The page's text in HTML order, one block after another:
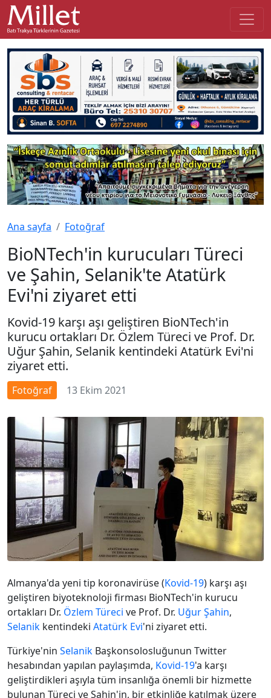
Ana sayfa Fotoğraf
BioNTech'in kurucuları Türeci
ve Şahin, Selanik'te Atatürk
Evi'ni ziyaret etti
Kovid-19 karşı aşı geliştiren BioNTech'in
kurucu ortakları Dr. Özlem Türeci ve Prof. Dr.
Uğur Şahin, Selanik kentindeki Atatürk Evi'ni
ziyaret etti.
Fotoğraf 13 Ekim 2021
Almanya'da yeni tip koronavirüse (Kovid-19) karşı aşı
geliştiren biyoteknoloji firması BioNTech'in kurucu
ortakları Dr. Özlem Türeci ve Prof. Dr. Uğur Şahin,
Selanik kentindeki Atatürk Evi'ni ziyaret etti.
Türkiye'nin Selanik Başkonsolosluğunun Twitter
hesabından yapılan paylaşımda, Kovid-19'a karşı
geliştirdikleri aşıyla tüm insanlığa önemli bir hizmette
bulunan Türeci ve Şahin'in, bir etkinliğe katılmak üzere